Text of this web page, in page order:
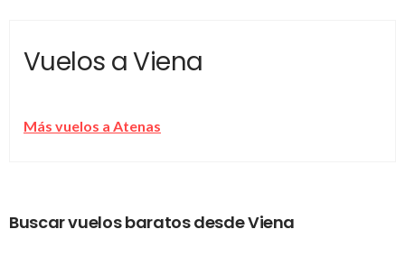
Vuelos a Viena
Más vuelos a Atenas
Buscar vuelos baratos desde Viena